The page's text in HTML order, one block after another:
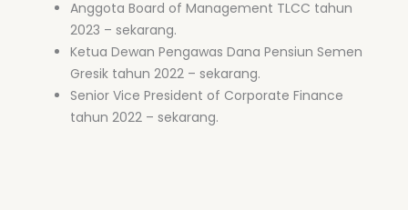
Anggota Board of Management TLCC tahun
2023 – sekarang.
Ketua Dewan Pengawas Dana Pensiun Semen
Gresik tahun 2022 – sekarang.
Senior Vice President of Corporate Finance
tahun 2022 – sekarang.